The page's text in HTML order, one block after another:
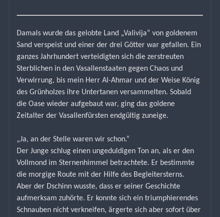
Damals wurde das gelobte Land „Valivija“ von goldenem
Sand verspeist und einer der drei Götter war gefallen. Ein
ganzes Jahrhundert verteidigten sich die zerstreuten
Sterblichen in den Vasallenstaaten gegen Chaos und
Verwirrung, bis mein Herr Al-Ahmar und der Weise König
des Grünholzes ihre Untertanen versammelten. Sobald
die Oase wieder aufgebaut war, ging das goldene
Zeitalter der Vasallenfürsten endgültig zuneige.
„Ja, an der Stelle waren wir schon.“
Der Junge schlug einen ungeduldigen Ton an, als er den
Vollmond im Sternenhimmel betrachtete. Er bestimmte
die morgige Route mit der Hilfe des Begleitersterns.
Aber der Dschinn wusste, dass er seiner Geschichte
aufmerksam zuhörte. Er konnte sich ein triumphierendes
Schnauben nicht verkneifen, ärgerte sich aber sofort über